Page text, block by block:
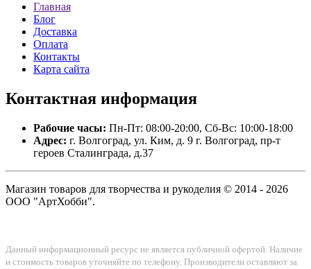
Главная
Блог
Доставка
Оплата
Контакты
Карта сайта
Контактная информация
Рабочие часы: Пн-Пт: 08:00-20:00, Сб-Вс: 10:00-18:00
Адрес: г. Волгоград, ул. Ким, д. 9 г. Волгоград, пр-т
героев Сталинграда, д.37
Магазин товаров для творчества и рукоделия © 2014 - 2026
ООО "АртХобби".
Данный информационный ресурс не является публичной офертой. Наличие
и стоимость товаров уточняйте по телефону. Производители оставляют за